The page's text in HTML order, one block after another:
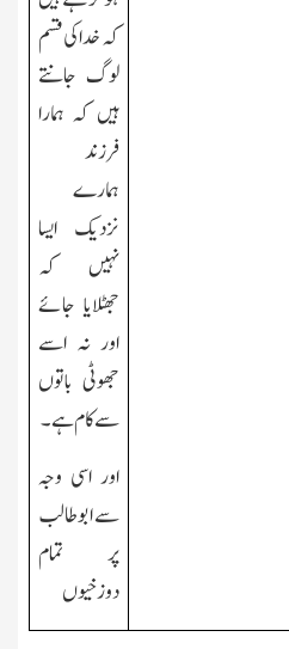
کہ خدا کی قسم
لوگ جانتے
ہیں کہ ہمارا
فرزند
ہمارے
نزدیك ایسا
نہیں کہ
جھٹلایا جائے
اور نہ اسے
جھوٹی باتوں
سے کام ہے۔
اور اسی وجہ
سے ابوطالب
پر تمام
دوزخیوں